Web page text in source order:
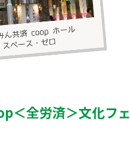
＜全労済＞文化フェ